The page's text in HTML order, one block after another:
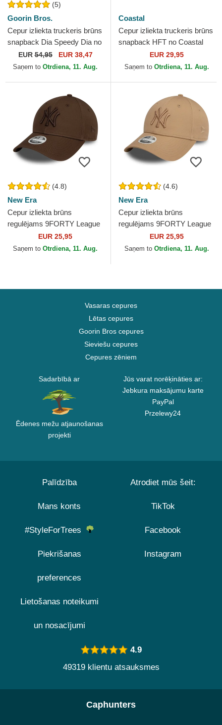
(5)
Goorin Bros.
Cepur izliekta truckeris brūns
snapback Dia Speedy Dia no
Los Muertos The Farm no
Goorin Bros.
EUR54,95 EUR 38,47
Saņem to Otrdiena, 11. Aug.
Coastal
Cepur izliekta truckeris brūns
snapback HFT no Coastal
EUR 29,95
Saņem to Otrdiena, 11. Aug.
(4.8)
New Era
Cepur izliekta brūns
regulējams 9FORTY League
Essential no New York
Yankees MLB no New Era
EUR 25,95
Saņem to Otrdiena, 11. Aug.
(4.6)
New Era
Cepur izliekta brūns
regulējams 9FORTY League
Essential no New York
Yankees MLB no New Era
EUR 25,95
Saņem to Otrdiena, 11. Aug.
Vasaras cepures
Lētas cepures
Goorin Bros cepures
Sieviešu cepures
Cepures zēniem
Sadarbībā ar
Ēdenes mežu atjaunošanas
projekti
Jūs varat norēķināties ar:
Jebkura maksājumu karte
PayPal
Przelewy24
Palīdzība
Mans konts
#StyleForTrees
Piekrišanas
preferences
Lietošanas noteikumi
un nosacījumi
Atrodiet mūs šeit:
TikTok
Facebook
Instagram
4.9
49319 klientu atsauksmes
Caphunters